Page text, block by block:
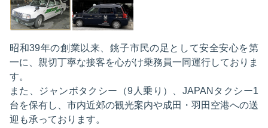
昭和39年の創業以来、銚子市民の足として安全安心を第
一に、親切丁寧な接客を心がけ乗務員一同運行しておりま
す。
また、ジャンボタクシー（9人乗り）、JAPANタクシー1
台を保有し、市内近郊の観光案内や成田・羽田空港への送
迎も承っております。